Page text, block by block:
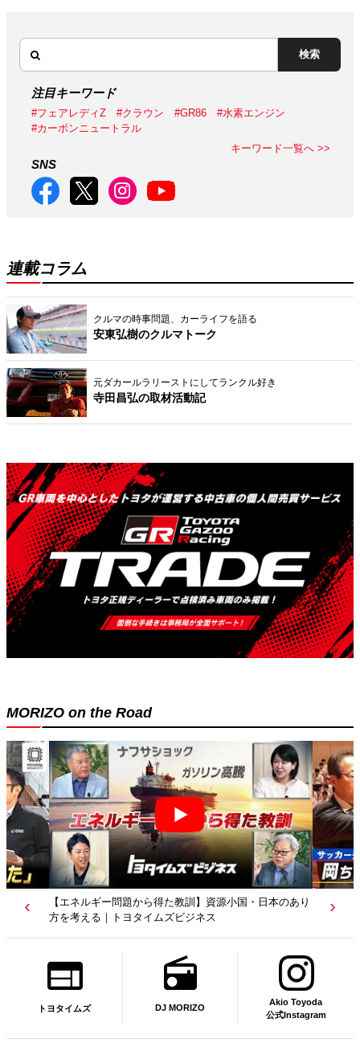
検索
注目キーワード
#フェアレディZ #クラウン #GR86
#水素エンジン
#カーボンニュートラル
キーワード一覧へ >>
SNS
連載コラム
クルマの時事問題、カーライフを語る
安東弘樹のクルマトーク
元ダカールラリーストにしてランクル好き
寺田昌弘の取材活動記
MORIZO on the Road
【若者たちへ】岡田武史さんが“特別授業”で語ったこと
｜サッカー日本代表元監督｜トヨタイムズニュース
トヨタイムズ DJ MORIZO
Akio Toyoda
公式Instagram